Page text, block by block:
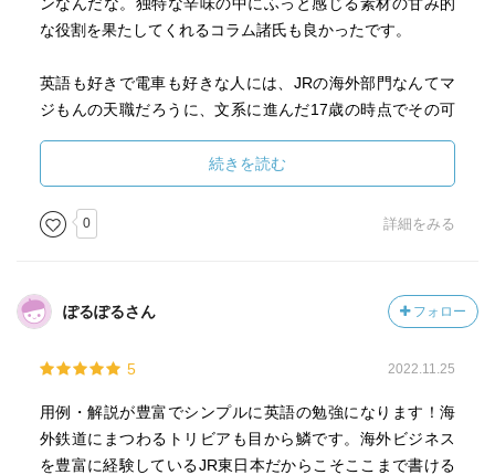
な役割を果たしてくれるコラム諸氏も良かったです。
英語も好きで電車も好きな人には、JRの海外部門なんてマ
ジもんの天職だろうに、文系に進んだ17歳の時点でその可
会的弱者！なので補償を！手当を！お賃金を！
続きを読む
0 詳細をみる
ぽるぽるさん フォロー
5 2022.11.25
用例・解説が豊富でシンプルに英語の勉強になります！海
外鉄道にまつわるトリビアも目から鱗です。海外ビジネス
を豊富に経験しているJR東日本だからこそここまで書ける